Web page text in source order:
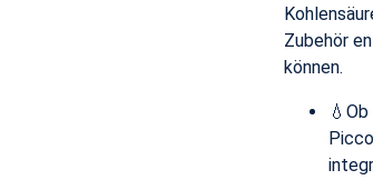
Zubehör
können.